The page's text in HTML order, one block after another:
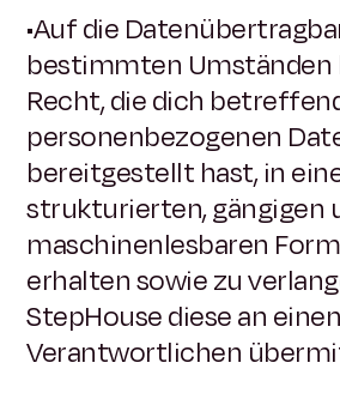
•Auf die
bestimmten Umständen
Recht, die dich
personenbezogenen
bereitgestellt hast, in
strukturierten, gängigen
maschinenlesbaren
erhalten sowie zu
StepHouse diese an
Verantwortlichen